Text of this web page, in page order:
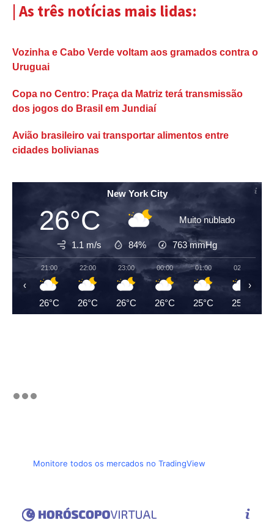
| As três notícias mais lidas:
Vozinha e Cabo Verde voltam aos gramados contra o
Uruguai
Copa no Centro: Praça da Matriz terá transmissão
dos jogos do Brasil em Jundiaí
Avião brasileiro vai transportar alimentos entre
cidades bolivianas
New York City
26°C Muito nublado
1.1 m/s 84% 763mmHg
21:00
26°C
22:00
26°C
23:00
26°C
00:00
26°C
01:00
25°C
02:00
25°C
‹ ›
Monitore todos os mercados no TradingView